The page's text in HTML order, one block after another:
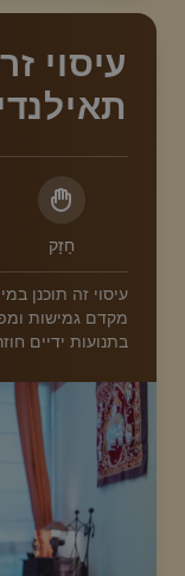
עיסוי
חָזָק
עיסוי זה תוכנן
מקדם גמישות
בתנועות ידיים